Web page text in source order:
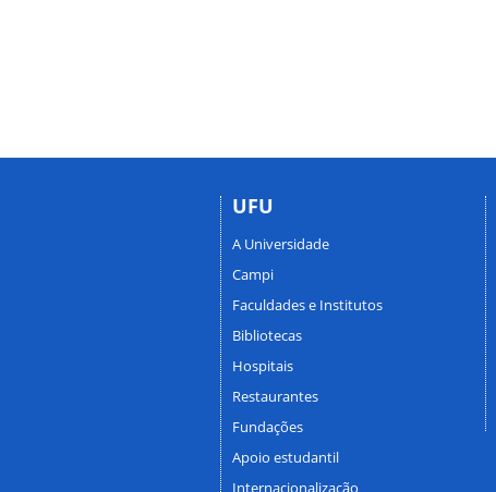
UFU
A Universidade
Campi
Faculdades e Institutos
Bibliotecas
Hospitais
Restaurantes
Fundações
Apoio estudantil
Internacionalização